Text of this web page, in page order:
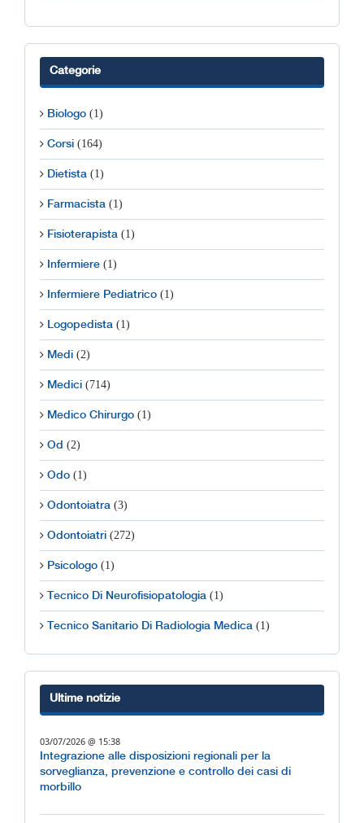
Categorie
Biologo (1)
Corsi (164)
Dietista (1)
Farmacista (1)
Fisioterapista (1)
Infermiere (1)
Infermiere Pediatrico (1)
Logopedista (1)
Medi (2)
Medici (714)
Medico Chirurgo (1)
Od (2)
Odo (1)
Odontoiatra (3)
Odontoiatri (272)
Psicologo (1)
Tecnico Di Neurofisiopatologia (1)
Tecnico Sanitario Di Radiologia Medica (1)
Ultime notizie
03/07/2026 @ 15:38
Integrazione alle disposizioni regionali per la
sorveglianza, prevenzione e controllo dei casi di
morbillo